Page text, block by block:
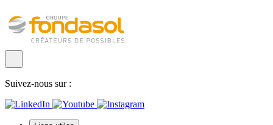
Suivez-nous sur :